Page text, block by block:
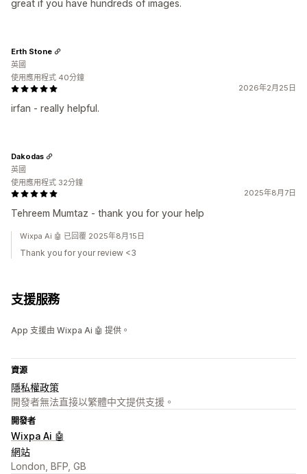
great if you have hundreds of images.
2026年2月25日
irfan - really helpful.
Erth Stone
英國
使用應用程式 40分鐘
2025年8月7日
Tehreem Mumtaz - thank you for your help
Dakodas
英國
使用應用程式 32分鐘
Wixpa Ai 🤖 已回覆 2025年8月15日
Thank you for your review <3
支援服務
App 支援由 Wixpa Ai 🤖 提供。
資源
隱私權政策
開發者無法直接以繁體中文提供支援。
開發者
Wixpa Ai 🤖
網站
London, BFP, GB